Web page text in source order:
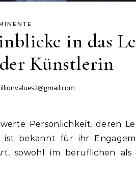
in das
Künstlerin
Persönlichkeit, deren
ist bekannt für ihr
sowohl im beruflichen als